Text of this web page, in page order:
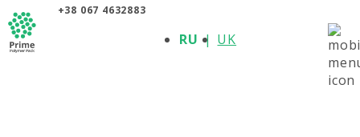
+38 067 4632883
RU UK
О КОМПАНИИ
ПРОДУКЦИЯ